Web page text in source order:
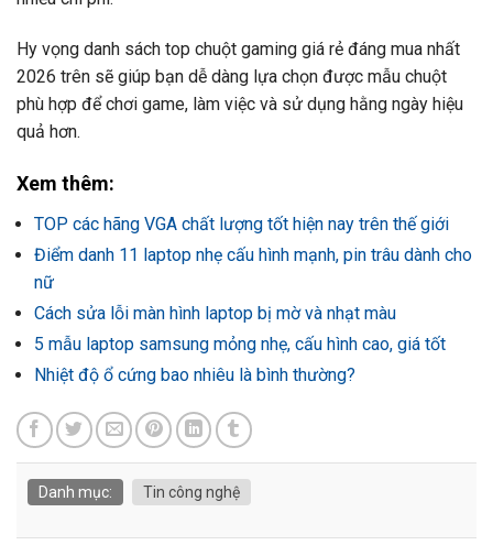
Hy vọng danh sách top chuột gaming giá rẻ đáng mua nhất
2026 trên sẽ giúp bạn dễ dàng lựa chọn được mẫu chuột
phù hợp để chơi game, làm việc và sử dụng hằng ngày hiệu
quả hơn.
Xem thêm:
TOP các hãng VGA chất lượng tốt hiện nay trên thế giới
Điểm danh 11 laptop nhẹ cấu hình mạnh, pin trâu dành cho
nữ
Cách sửa lỗi màn hình laptop bị mờ và nhạt màu
5 mẫu laptop samsung mỏng nhẹ, cấu hình cao, giá tốt
Nhiệt độ ổ cứng bao nhiêu là bình thường?
Danh mục: Tin công nghệ